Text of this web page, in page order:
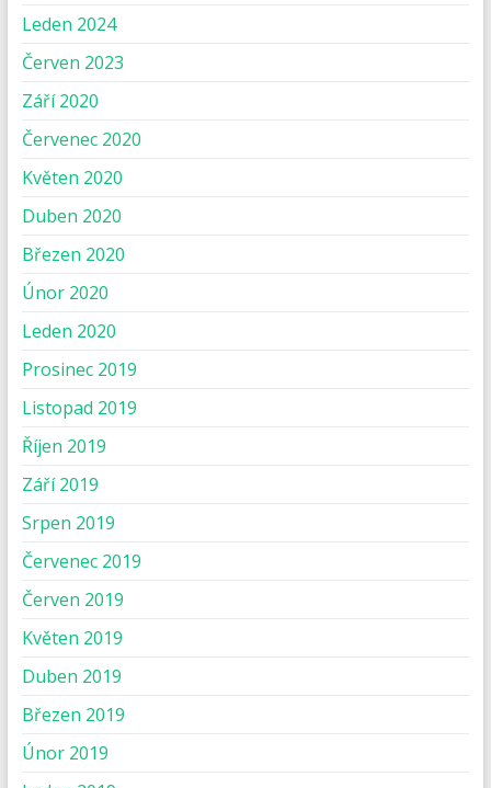
Leden 2024
Červen 2023
Září 2020
Červenec 2020
Květen 2020
Duben 2020
Březen 2020
Únor 2020
Leden 2020
Prosinec 2019
Listopad 2019
Říjen 2019
Září 2019
Srpen 2019
Červenec 2019
Červen 2019
Květen 2019
Duben 2019
Březen 2019
Únor 2019